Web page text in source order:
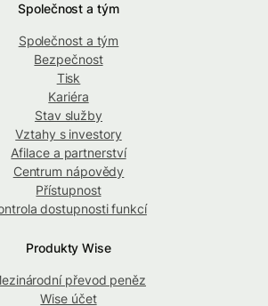
Společnost a tým
Společnost a tým
Bezpečnost
Tisk
Kariéra
Stav služby
Vztahy s investory
Afilace a partnerství
Centrum nápovědy
Přístupnost
dostupnosti funkcí
Produkty Wise
převod peněz
Wise účet